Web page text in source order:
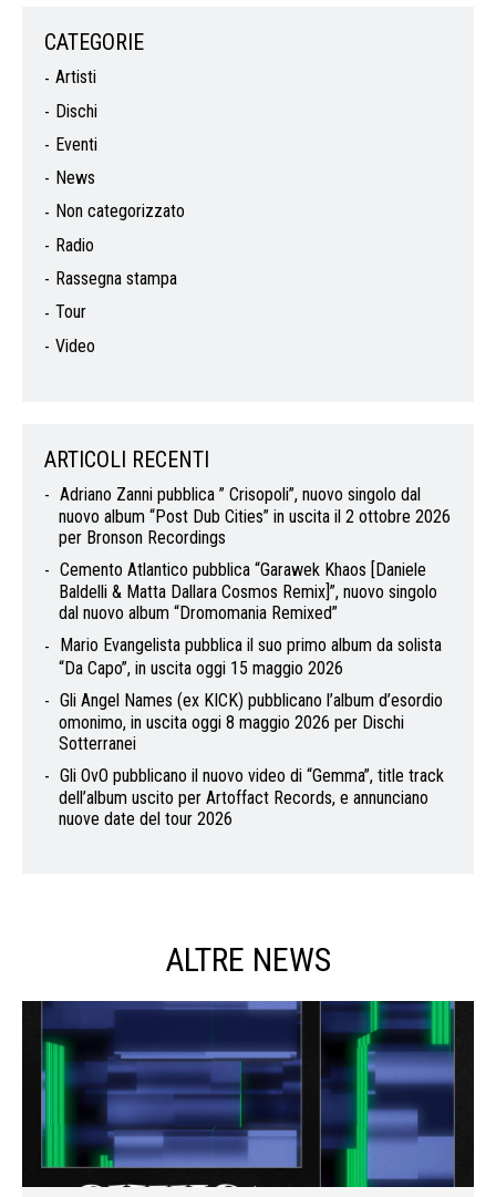
CATEGORIE
Artisti
Dischi
Eventi
News
Non categorizzato
Radio
Rassegna stampa
Tour
Video
ARTICOLI RECENTI
Adriano Zanni pubblica ” Crisopoli”, nuovo singolo dal
nuovo album “Post Dub Cities” in uscita il 2 ottobre 2026
per Bronson Recordings
Cemento Atlantico pubblica “Garawek Khaos [Daniele
Baldelli & Matta Dallara Cosmos Remix]”, nuovo singolo
dal nuovo album “Dromomania Remixed”
Mario Evangelista pubblica il suo primo album da solista
“Da Capo”, in uscita oggi 15 maggio 2026
Gli Angel Names (ex KICK) pubblicano l’album d’esordio
omonimo, in uscita oggi 8 maggio 2026 per Dischi
Sotterranei
Gli OvO pubblicano il nuovo video di “Gemma”, title track
dell’album uscito per Artoffact Records, e annunciano
nuove date del tour 2026
ALTRE NEWS